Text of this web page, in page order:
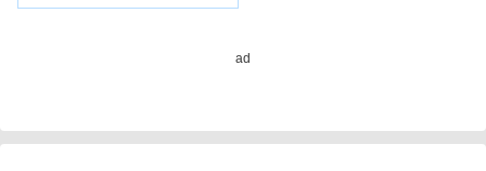
ad